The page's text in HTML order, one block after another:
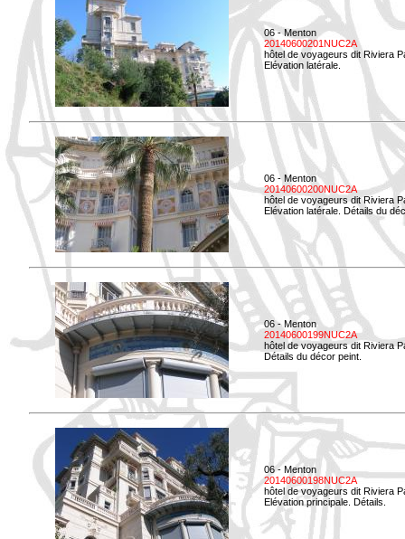
06 - Menton
20140600201NUC2A
hôtel de voyageurs dit Riviera
Elévation latérale.
06 - Menton
20140600200NUC2A
hôtel de voyageurs dit Riviera
Elévation latérale. Détails du
06 - Menton
20140600199NUC2A
hôtel de voyageurs dit Riviera
Détails du décor peint.
06 - Menton
20140600198NUC2A
hôtel de voyageurs dit Riviera
Elévation principale. Détails.